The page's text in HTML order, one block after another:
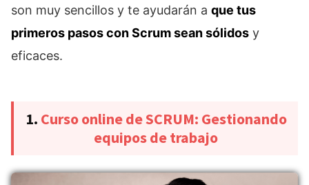
son muy sencillos y te ayudarán a que tus
primeros pasos con Scrum sean sólidos y
eficaces.
1. Curso online de SCRUM: Gestionando
equipos de trabajo